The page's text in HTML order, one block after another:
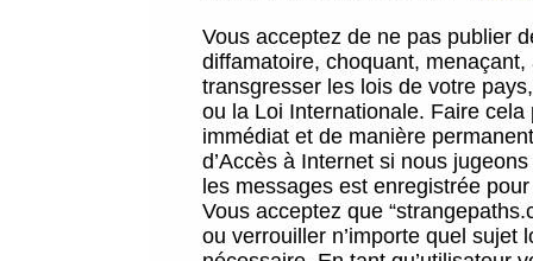
Vous acceptez de ne pas publier
diffamatoire, choquant,
transgresser les lois de votre
ou la Loi Internationale. Faire
immédiat et de manière
d’Accès à Internet si nous
les messages est enregistrée
Vous acceptez que
ou verrouiller n’importe quel sujet